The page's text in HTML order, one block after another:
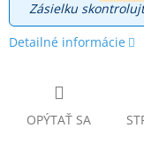
Zásielku
Detailné informácie
OPÝTAŤ SA